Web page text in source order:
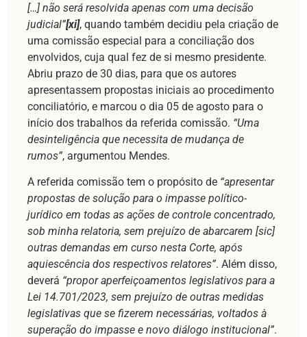
[…] não será resolvida apenas com uma decisão
judicial”[xi], quando também decidiu pela criação de
uma comissão especial para a conciliação dos
envolvidos, cuja qual fez de si mesmo presidente.
Abriu prazo de 30 dias, para que os autores
apresentassem propostas iniciais ao procedimento
conciliatório, e marcou o dia 05 de agosto para o
início dos trabalhos da referida comissão. “Uma
desinteligência que necessita de mudança de
rumos”, argumentou Mendes.
A referida comissão tem o propósito de “apresentar
propostas de solução para o impasse político-
jurídico em todas as ações de controle concentrado,
sob minha relatoria, sem prejuízo de abarcarem [sic]
outras demandas em curso nesta Corte, após
aquiescência dos respectivos relatores”. Além disso,
deverá “propor aperfeiçoamentos legislativos para a
Lei 14.701/2023, sem prejuízo de outras medidas
legislativas que se fizerem necessárias, voltados à
superação do impasse e novo diálogo institucional”.